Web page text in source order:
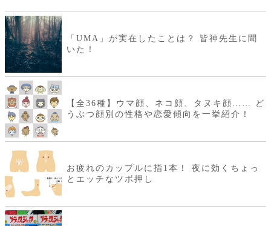
「UMA」が実在したことは？ 皆神先生に聞
いた！
【全36種】ウマ顔、ネコ顔、タヌキ顔…… ど
うぶつ顔別の性格や恋愛傾向を一挙紹介！
お疲れのカップルに指1本！ 夜に効くちょっ
とエッチなツボ押し